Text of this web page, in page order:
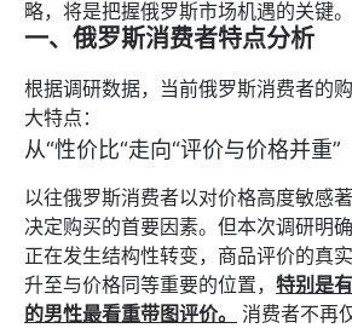
略，将是把握俄罗斯市场机遇的关键。
一、俄罗斯消费者特点分析
根据调研数据，当前俄罗斯消费者的
大特点：
从“性价比“走向“评价与价格并重”
以往俄罗斯消费者以对价格高度敏感
决定购买的首要因素。但本次调研明
正在发生结构性转变，商品评价的真
升至与价格同等重要的位置， 特别是
的男性最看重带图评价。
消费者不再